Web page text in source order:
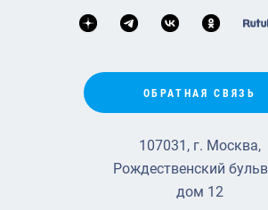
ОБРАТНАЯ СВЯЗЬ
107031, г. Москва,
Рождественский
дом 12